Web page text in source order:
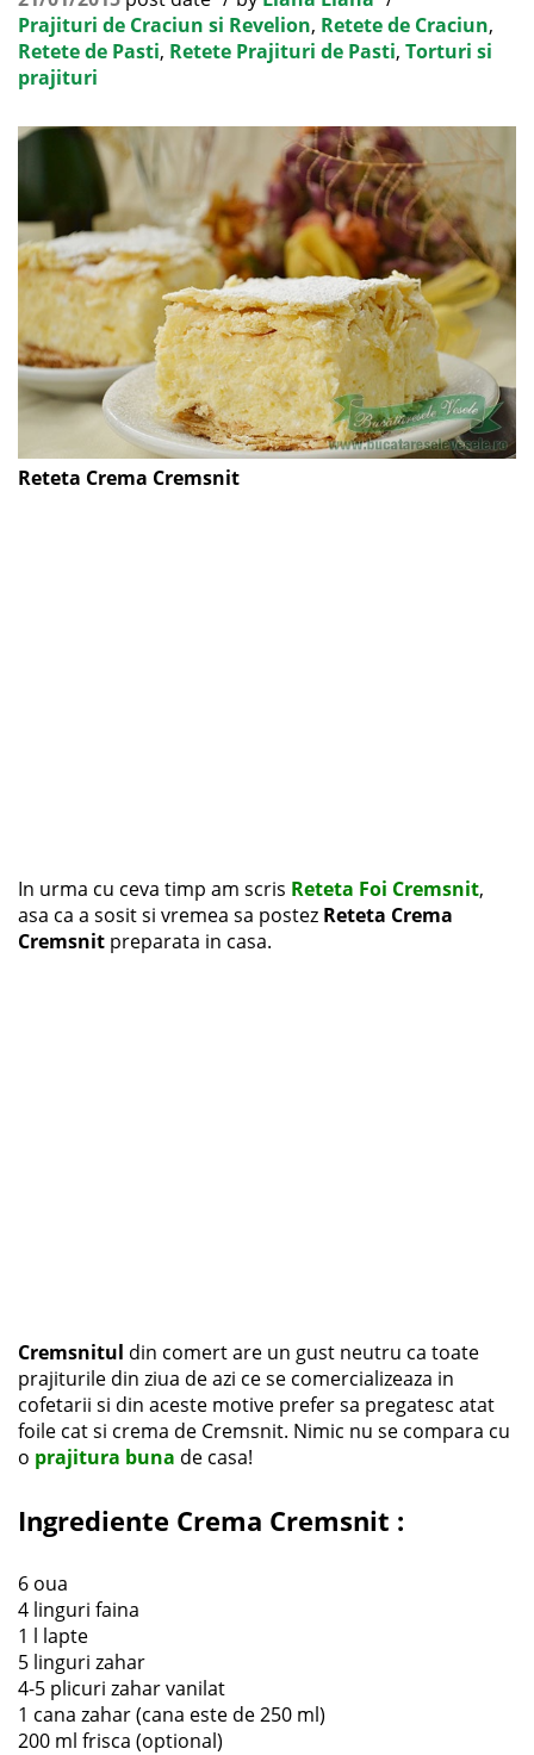
Prajituri de Craciun si Revelion, Retete de Craciun,
Retete de Pasti, Retete Prajituri de Pasti, Torturi si
prajituri
Reteta Crema Cremsnit
In urma cu ceva timp am scris Reteta Foi Cremsnit,
asa ca a sosit si vremea sa postez Reteta Crema
Cremsnit preparata in casa.
Cremsnitul din comert are un gust neutru ca toate
prajiturile din ziua de azi ce se comercializeaza in
cofetarii si din aceste motive prefer sa pregatesc atat
foile cat si crema de Cremsnit. Nimic nu se compara cu
o prajitura buna de casa!
Ingrediente Crema Cremsnit :
6 oua
4 linguri faina
1 l lapte
5 linguri zahar
4-5 plicuri zahar vanilat
1 cana zahar (cana este de 250 ml)
200 ml frisca (optional)